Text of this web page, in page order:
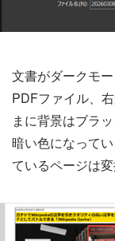
文書がダークモ
PDFファイル、
まに背景はブラ
暗い色になって
ているページは